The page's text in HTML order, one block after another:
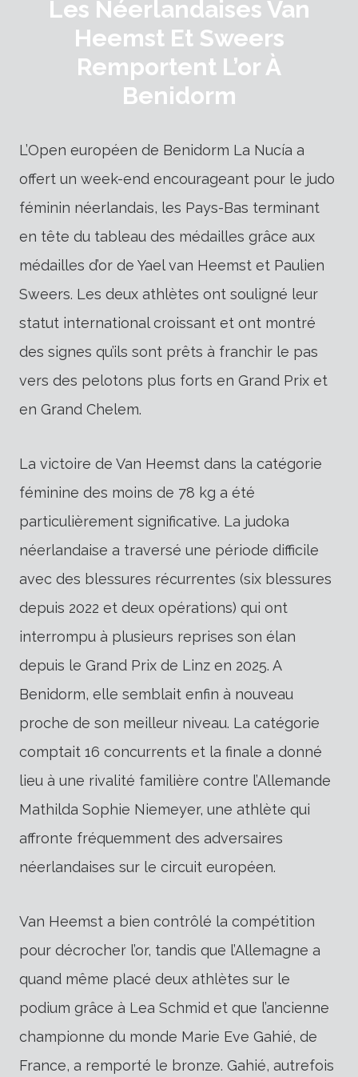
Les Néerlandaises Van
Heemst Et Sweers
Remportent L’or À
Benidorm
L’Open européen de Benidorm La Nucía a
offert un week-end encourageant pour le judo
féminin néerlandais, les Pays-Bas terminant
en tête du tableau des médailles grâce aux
médailles d’or de Yael van Heemst et Paulien
Sweers. Les deux athlètes ont souligné leur
statut international croissant et ont montré
des signes qu’ils sont prêts à franchir le pas
vers des pelotons plus forts en Grand Prix et
en Grand Chelem.
La victoire de Van Heemst dans la catégorie
féminine des moins de 78 kg a été
particulièrement significative. La judoka
néerlandaise a traversé une période difficile
avec des blessures récurrentes (six blessures
depuis 2022 et deux opérations) qui ont
interrompu à plusieurs reprises son élan
depuis le Grand Prix de Linz en 2025. A
Benidorm, elle semblait enfin à nouveau
proche de son meilleur niveau. La catégorie
comptait 16 concurrents et la finale a donné
lieu à une rivalité familière contre l’Allemande
Mathilda Sophie Niemeyer, une athlète qui
affronte fréquemment des adversaires
néerlandaises sur le circuit européen.
Van Heemst a bien contrôlé la compétition
pour décrocher l’or, tandis que l’Allemagne a
quand même placé deux athlètes sur le
podium grâce à Lea Schmid et que l’ancienne
championne du monde Marie Eve Gahié, de
France, a remporté le bronze. Gahié, autrefois